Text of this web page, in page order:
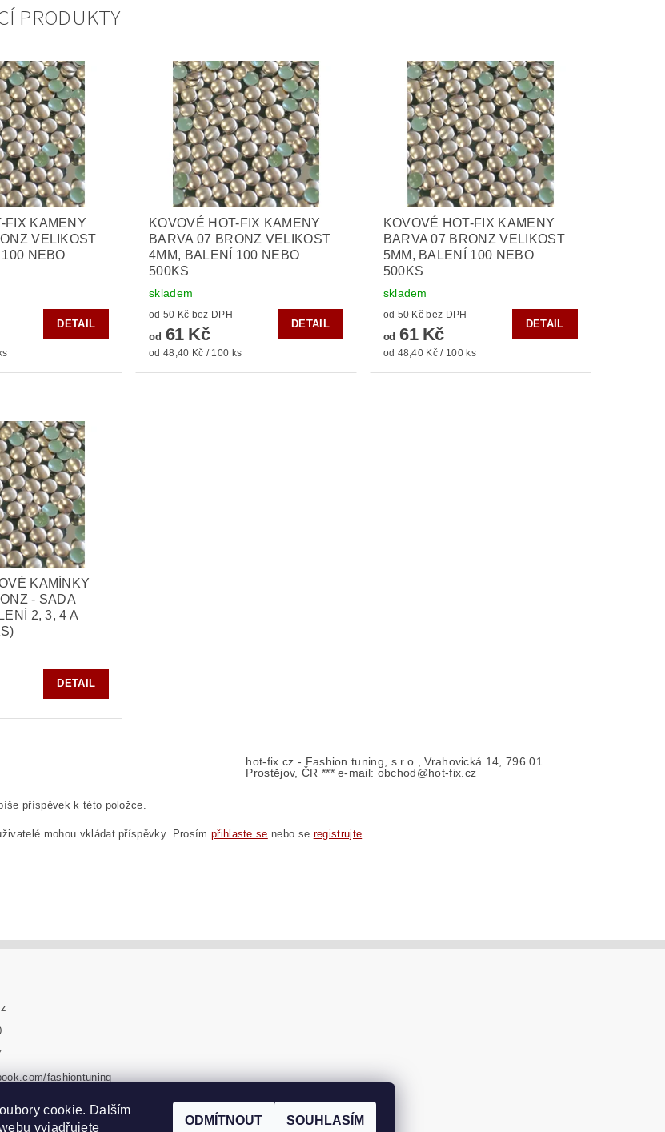
PRODUKTY
FIX KAMENY
VELIKOST
NEBO
DETAIL
KOVOVÉ HOT-FIX KAMENY
BARVA 07 BRONZ VELIKOST
4MM, BALENÍ 100 NEBO
500KS
skladem
od 50 Kč bez DPH
od 61 Kč
od 48,40 Kč / 100 ks
DETAIL
KOVOVÉ HOT-FIX KAMENY
BARVA 07 BRONZ VELIKOST
5MM, BALENÍ 100 NEBO
500KS
skladem
od 50 Kč bez DPH
od 61 Kč
od 48,40 Kč / 100 ks
DETAIL
KAMÍNKY
- SADA
2, 3, 4 A
DETAIL
hot-fix.cz - Fashion tuning, s.r.o., Vrahovická 14, 796 01
Prostějov, ČR *** e-mail: obchod@hot-fix.cz
příspěvek k této položce.
mohou vkládat příspěvky. Prosím přihlaste se nebo se registrujte
fashiontuning
cookie. Dalším
vyjadřujete
ODMÍTNOUT SOUHLASÍM